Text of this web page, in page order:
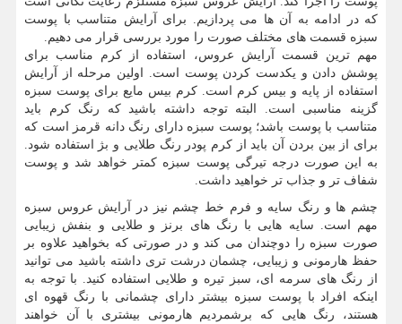
که در ادامه به آن ها می پردازیم. برای آرایش متناسب با پوست
سبزه قسمت های مختلف صورت را مورد بررسی قرار می دهیم.
مهم ترین قسمت آرایش عروس، استفاده از کرم مناسب برای
پوشش دادن و یکدست کردن پوست است. اولین مرحله از آرایش
استفاده از پایه و بیس کرم است. کرم بیس مایع برای پوست سبزه
گزینه مناسبی است. البته توجه داشته باشید که رنگ کرم باید
متناسب با پوست باشد؛ پوست سبزه دارای رنگ دانه قرمز است که
برای از بین بردن آن باید از کرم پودر رنگ طلایی و بژ استفاده شود.
به این صورت درجه تیرگی پوست سبزه کمتر خواهد شد و پوست
شفاف تر و جذاب تر خواهید داشت.
چشم ها و رنگ سایه و فرم خط چشم نیز در آرایش عروس سبزه
مهم است. سایه هایی با رنگ های برنز و طلایی و بنفش زیبایی
صورت سبزه را دوچندان می کند و در صورتی که بخواهید علاوه بر
حفظ هارمونی و زیبایی، چشمان درشت تری داشته باشید می توانید
از رنگ های سرمه ای، سبز تیره و طلایی استفاده کنید. با توجه به
اینکه افراد با پوست سبزه بیشتر دارای چشمانی با رنگ قهوه ای
هستند، رنگ هایی که برشمردیم هارمونی بیشتری با آن خواهند